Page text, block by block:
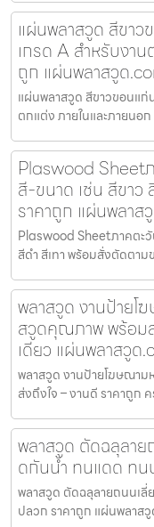
แผ่นพลาสวูด สีขาว
เกรด A สำหรับงา
ถูก แผ่นพลาสวูด
แผ่นพลาสวูด สีขาวขอนแก่
ตกแต่ง ภายในและภายนอ
Plaswood Sheet
สี-ขนาด เช่น สีขาว
ราคาถูก แผ่นพลาส
Plaswood Sheetภาคตะ
สีดำ สีเทา พร้อมสั่งตัดตา
พลาสวูด งานป้ายโ
สวูดคุณภาพ พร้อม
เดียว แผ่นพลาสวูด
พลาสวูด งานป้ายโฆษณา
ส่งถึงใจ – งานดี ราคาถูก
พลาสวูด ตัดฉลุลาย
ดกันน้ำ ทนแดด ทน
พลาสวูด ตัดฉลุลายถนนเ
ปลวก ราคาถูก แผ่นพลาส